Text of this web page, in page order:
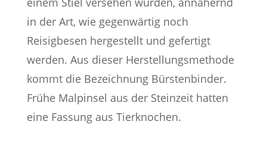
in der Art, wie gegenwärtig noch
Reisigbesen hergestellt und gefertigt
werden. Aus dieser Herstellungsmethode
kommt die Bezeichnung Bürstenbinder.
Frühe Malpinsel aus der Steinzeit hatten
eine Fassung aus Tierknochen.